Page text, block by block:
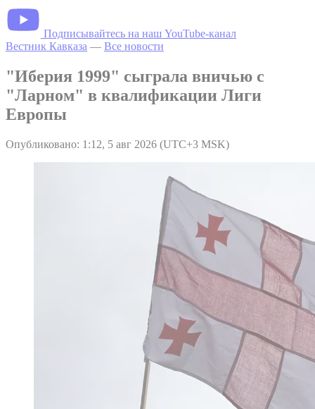
Подписывайтесь на наш YouTube-канал
Вестник Кавказа — Все новости
"Иберия 1999" сыграла вничью с
"Ларном" в квалификации Лиги
Европы
Опубликовано: 1:12, 5 авг 2026 (UTC+3 MSK)